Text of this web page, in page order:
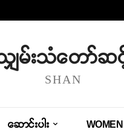
ျှမ်းသံတော်ဆ
SHAN
ဆောင်းပါး